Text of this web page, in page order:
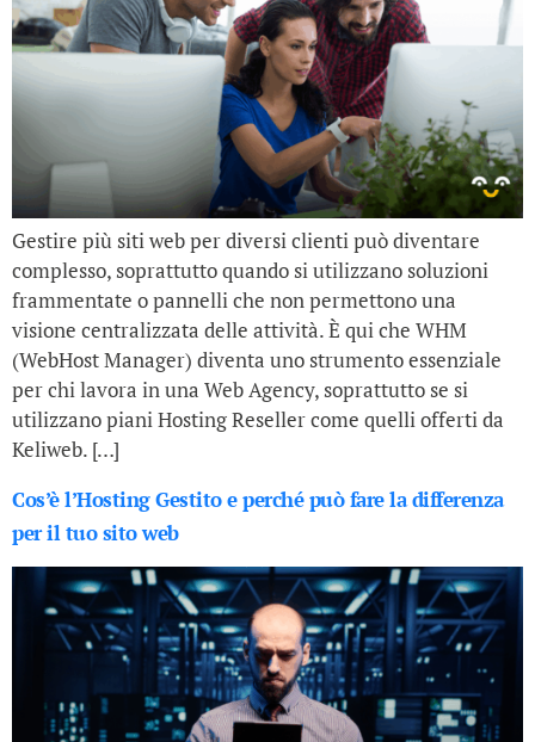
Gestire più siti web per diversi clienti può diventare
complesso, soprattutto quando si utilizzano soluzioni
frammentate o pannelli che non permettono una
visione centralizzata delle attività. È qui che WHM
(WebHost Manager) diventa uno strumento essenziale
per chi lavora in una Web Agency, soprattutto se si
utilizzano piani Hosting Reseller come quelli offerti da
Keliweb. […]
Cos’è l’Hosting Gestito e perché può fare la differenza
per il tuo sito web